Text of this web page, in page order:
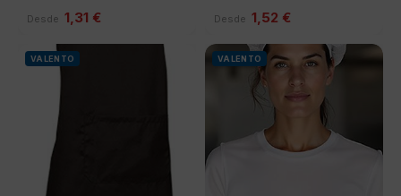
Desde 1,31 € Desde 1,52 €
VALENTO VALENTO